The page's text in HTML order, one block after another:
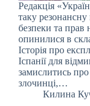
Редакція
таку
безпеки та прав
опинилися в
Історія про
Іспанії для
замислитись
злочинці,…
Килина